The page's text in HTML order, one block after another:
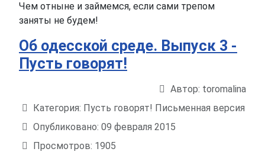
Чем отныне и займемся, если сами трепом
заняты не будем!
Об одесской среде. Выпуск 3 -
Пусть говорят!
Автор: toromalina
Категория: Пусть говорят! Письменная версия
Опубликовано: 09 февраля 2015
Просмотров: 1905